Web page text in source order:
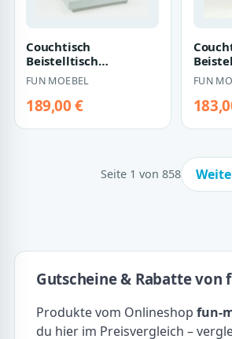
Couchtisch
Beistelltisch
Wohnzimmertisch -
Bento- 78x78 cm Weiss
FUN MOEBEL
189,00 €
NY-
FUN
Seite 1 von 858
Gutscheine & Rabatte von
Produkte vom Onlineshop fun-
du hier im Preisvergleich –